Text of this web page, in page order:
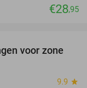
€28,95
83%
voor zone
9.9 star